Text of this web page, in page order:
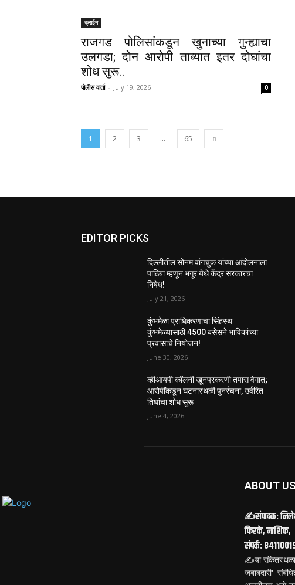
क्राईम
राजगड पोलिसांकडून खुनाच्या गुन्ह्याचा
उलगडा; दोन आरोपी ताब्यात इतर दोघांचा
शोध सुरू..
पोलीस वार्ता - July 19, 2026 0
1 2 3 ... 65
EDITOR PICKS
दिल्लीतील सोनम वांगचुक यांच्या आंदोलनाला
पाठिंबा म्हणून भगूर येथे केंद्र सरकारचा
निषेध!
July 21, 2026
कुंभमेळा प्राधिकरणाचा सिंहस्थ
कुंभमेळ्यासाठी 4500 बसेसने भाविकांच्या
प्रवासाचे नियोजन!
June 30, 2026
व्हीआयपी कॉलनी खूनप्रकरणी तपास वेगात;
आरोपींकडून घटनास्थळी पुनर्रचना, उर्वरित
तिघांचा शोध सुरू
June 4, 2026
ABOUT US
✍️संपादक:
फिरके, नाशिक,
संपर्क:
✍️या
जबाबदारी''